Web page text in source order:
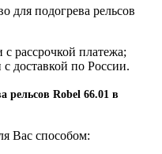
для подогрева рельсов
рассрочкой платежа;
доставкой по России.
рельсов Robel 66.01 в
Вас способом: